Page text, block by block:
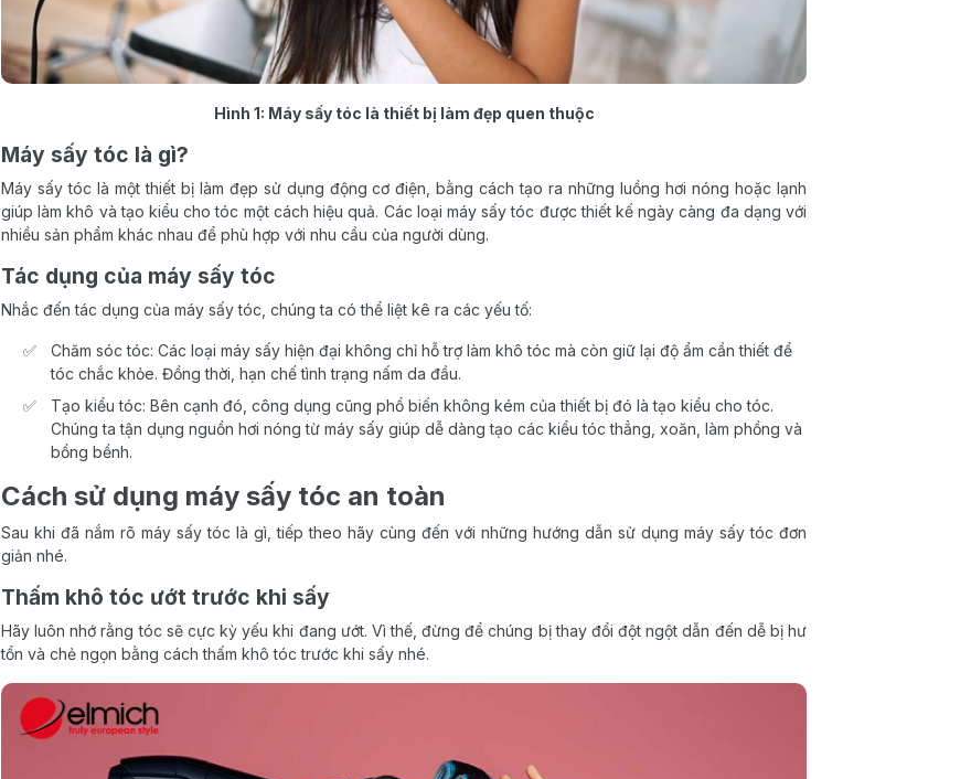
Hình 1: Máy sấy tóc là thiết bị làm đẹp quen thuộc
Máy sấy tóc là gì?
Máy sấy tóc là một thiết bị làm đẹp sử dụng động cơ điện, bằng cách tạo ra những luồng hơi nóng hoặc lạnh
giúp làm khô và tạo kiểu cho tóc một cách hiệu quả. Các loại máy sấy tóc được thiết kế ngày càng đa dạng với
nhiều sản phẩm khác nhau để phù hợp với nhu cầu của người dùng.
Tác dụng của máy sấy tóc
Nhắc đến tác dụng của máy sấy tóc, chúng ta có thể liệt kê ra các yếu tố:
Chăm sóc tóc: Các loại máy sấy hiện đại không chỉ hỗ trợ làm khô tóc mà còn giữ lại độ ẩm cần thiết để
tóc chắc khỏe. Đồng thời, hạn chế tình trạng nấm da đầu.
Tạo kiểu tóc: Bên cạnh đó, công dụng cũng phổ biến không kém của thiết bị đó là tạo kiểu cho tóc.
Chúng ta tận dụng nguồn hơi nóng từ máy sấy giúp dễ dàng tạo các kiểu tóc thẳng, xoăn, làm phồng và
bồng bềnh.
Cách sử dụng máy sấy tóc an toàn
Sau khi đã nắm rõ máy sấy tóc là gì, tiếp theo hãy cùng đến với những hướng dẫn sử dụng máy sấy tóc đơn
giản nhé.
Thấm khô tóc ướt trước khi sấy
Hãy luôn nhớ rằng tóc sẽ cực kỳ yếu khi đang ướt. Vì thế, đừng để chúng bị thay đổi đột ngột dẫn đến dễ bị hư
tổn và chẻ ngọn bằng cách thấm khô tóc trước khi sấy nhé.